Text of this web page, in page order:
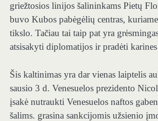
griežtosios linijos šalininkams Pietų
buvo Kubos pabėgėlių centras,
tikslo. Tačiau tai taip pat yra
atsisakyti diplomatijos ir pradėti
Šis kaltinimas yra dar vienas laiptelis
sausio 3 d. Venesuelos prezidento
įsakė nutraukti Venesuelos naftos
šalims. grasina sankcijomis užsienio